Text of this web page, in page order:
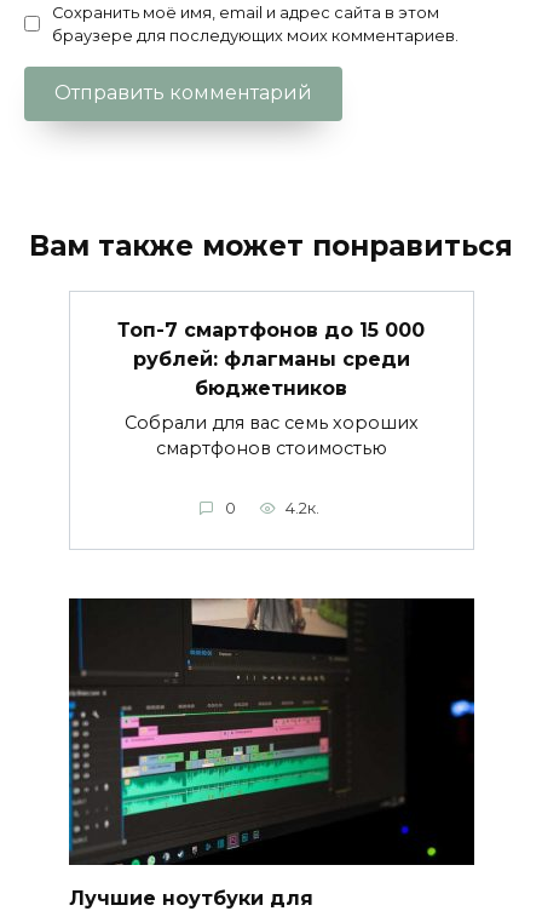
Сохранить моё имя, email и адрес сайта в этом
браузере для последующих моих комментариев.
Вам также может понравиться
Топ-7 смартфонов до 15 000
рублей: флагманы среди
бюджетников
Собрали для вас семь хороших
смартфонов стоимостью
0 4.2к.
Лучшие ноутбуки для